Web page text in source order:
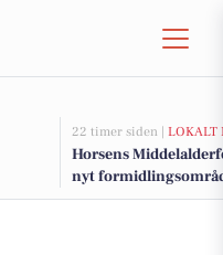
22 timer siden | LOKALT
Horsens
nyt
millionstøtte fra